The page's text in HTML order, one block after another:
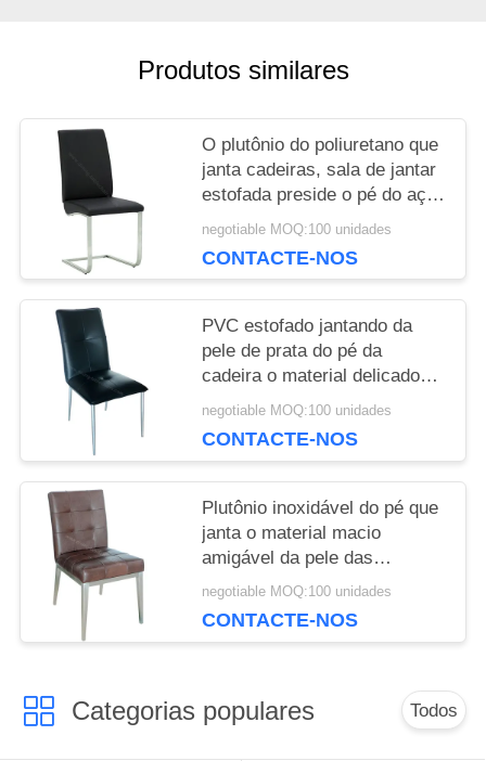
Produtos similares
O plutônio do poliuretano que
janta cadeiras, sala de jantar
estofada preside o pé do aço
de Stainess
negotiable MOQ:100 unidades
CONTACTE-NOS
PVC estofado jantando da
pele de prata do pé da
cadeira o material delicado
amigável
negotiable MOQ:100 unidades
CONTACTE-NOS
Plutônio inoxidável do pé que
janta o material macio
amigável da pele das
decorações das cadeiras em
negotiable MOQ:100 unidades
CONTACTE-NOS
Categorias populares Todos